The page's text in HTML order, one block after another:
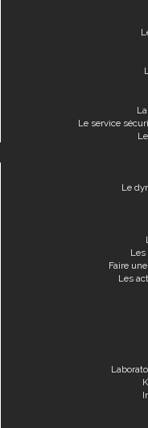
Le service
Le
Faire
Les